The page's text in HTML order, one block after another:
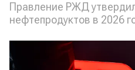
Правление РЖД
нефтепродуктов в 2026